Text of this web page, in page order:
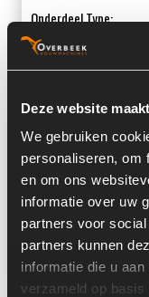
Deze website
We gebruiken
personaliseren, om
en om ons
informatie over uw
partners voor
partners kunnen
informatie die u
verzameld op
Onderdeel Type:
Informatie
Locatie:
Past op de volgende
Land: